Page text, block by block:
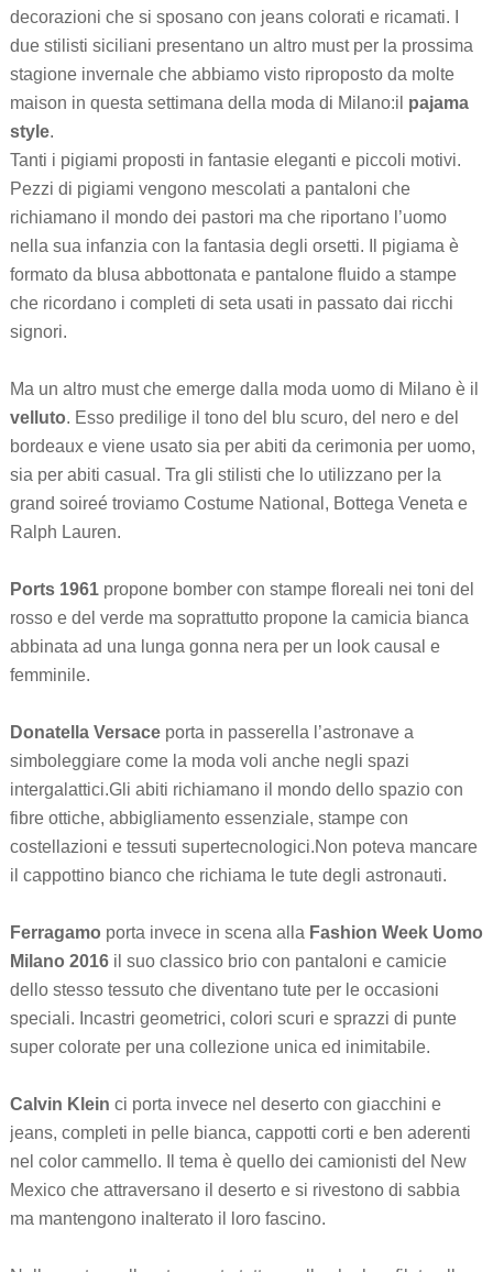
decorazioni che si sposano con jeans colorati e ricamati. I
due stilisti siciliani presentano un altro must per la prossima
stagione invernale che abbiamo visto riproposto da molte
maison in questa settimana della moda di Milano:il pajama
style.
Tanti i pigiami proposti in fantasie eleganti e piccoli motivi.
Pezzi di pigiami vengono mescolati a pantaloni che
richiamano il mondo dei pastori ma che riportano l’uomo
nella sua infanzia con la fantasia degli orsetti. Il pigiama è
formato da blusa abbottonata e pantalone fluido a stampe
che ricordano i completi di seta usati in passato dai ricchi
signori.
Ma un altro must che emerge dalla moda uomo di Milano è il
velluto. Esso predilige il tono del blu scuro, del nero e del
bordeaux e viene usato sia per abiti da cerimonia per uomo,
sia per abiti casual. Tra gli stilisti che lo utilizzano per la
grand soireé troviamo Costume National, Bottega Veneta e
Ralph Lauren.
Ports 1961propone bomber con stampe floreali nei toni del
rosso e del verde ma soprattutto propone la camicia bianca
abbinata ad una lunga gonna nera per un look causal e
femminile.
Donatella Versaceporta in passerella l’astronave a
simboleggiare come la moda voli anche negli spazi
intergalattici.Gli abiti richiamano il mondo dello spazio con
fibre ottiche, abbigliamento essenziale, stampe con
costellazioni e tessuti supertecnologici.Non poteva mancare
il cappottino bianco che richiama le tute degli astronauti.
Ferragamo porta invece in scena alla Fashion Week Uomo
Milano 2016 il suo classico brio con pantaloni e camicie
dello stesso tessuto che diventano tute per le occasioni
speciali. Incastri geometrici, colori scuri e sprazzi di punte
super colorate per una collezione unica ed inimitabile.
Calvin Klein ci porta invece nel deserto con giacchini e
jeans, completi in pelle bianca, cappotti corti e ben aderenti
nel color cammello. Il tema è quello dei camionisti del New
Mexico che attraversano il deserto e si rivestono di sabbia
ma mantengono inalterato il loro fascino.